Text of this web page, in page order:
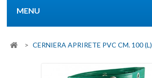
MENU
> CERNIERA APRIRETE PVC CM. 100 (L)